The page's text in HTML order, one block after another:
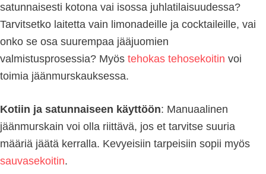
satunnaisesti kotona vai isossa juhlatilaisuudessa?
Tarvitsetko laitetta vain limonadeille ja cocktaileille, vai
onko se osa suurempaa jääjuomien
valmistusprosessia? Myös tehokas tehosekoitin voi
toimia jäänmurskauksessa.
Kotiin ja satunnaiseen käyttöön: Manuaalinen
jäänmurskain voi olla riittävä, jos et tarvitse suuria
määriä jäätä kerralla. Kevyeisiin tarpeisiin sopii myös
sauvasekoitin.